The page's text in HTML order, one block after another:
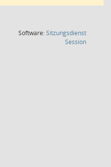
Software:Sitzungsdienst
Session(Wird in